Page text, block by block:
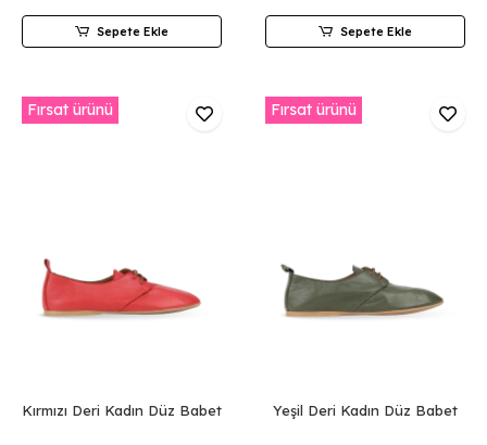
Sepete Ekle Sepete Ekle
Fırsat ürünü
Kırmızı Deri Kadın Düz Babet
Fırsat ürünü
Yeşil Deri Kadın Düz Babet